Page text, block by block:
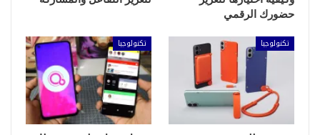
حضورك الرقمي
تكنولوجيا تكنولوجيا